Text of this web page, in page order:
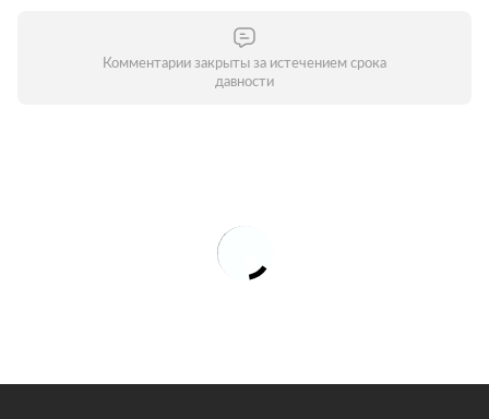
Комментарии закрыты за истечением срока
давности